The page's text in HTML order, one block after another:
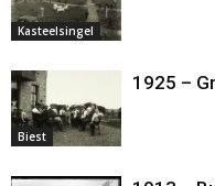
Kasteelsingel
Biest
1925 –